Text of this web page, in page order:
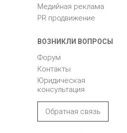
Медийная реклама
PR продвижение
ВОЗНИКЛИ ВОПРОСЫ
Форум
Контакты
Юридическая
консультация
Обратная связь